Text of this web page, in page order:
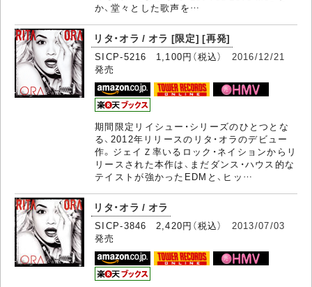
か、堂々とした歌声を…
リタ・オラ / オラ [限定] [再発]
SICP-5216 1,100円（税込） 2016/12/21
発売
期間限定リイシュー・シリーズのひとつとな
る、2012年リリースのリタ・オラのデビュー
作。ジェイＺ率いるロック・ネイションからリ
リースされた本作は、まだダンス・ハウス的な
テイストが強かったEDMと、ヒッ…
リタ・オラ / オラ
SICP-3846 2,420円（税込） 2013/07/03
発売